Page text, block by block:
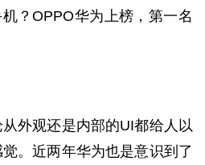
外观还是内部的UI都给人以
。近两年华为也是意识到了